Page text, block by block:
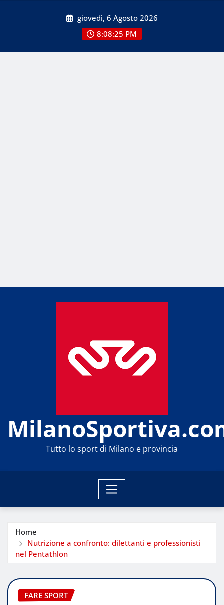
giovedì, 6 Agosto 2026
8:08:26 PM
Tutto lo sport di Milano e provincia
Home
Nutrizione a confronto: dilettanti e professionisti
nel Pentathlon
FARE SPORT